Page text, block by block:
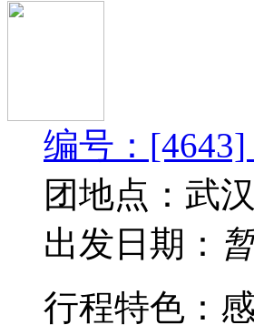
编号：
团地点：武
出发日期：
行程特色：